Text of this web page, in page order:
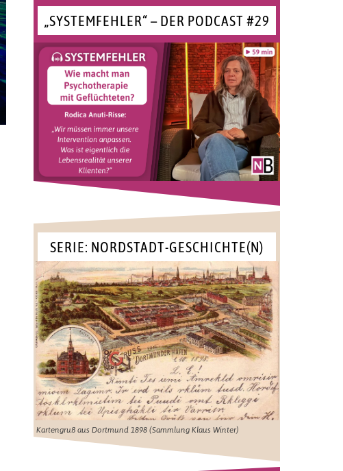
„SYSTEMFEHLER“ – DER PODCAST #29
SERIE: NORDSTADT-GESCHICHTE(N)
Kartengruß aus Dortmund 1898 (Sammlung Klaus Winter)